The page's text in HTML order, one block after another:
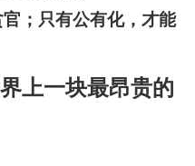
；只有公有化，才能
上一块最昂贵的